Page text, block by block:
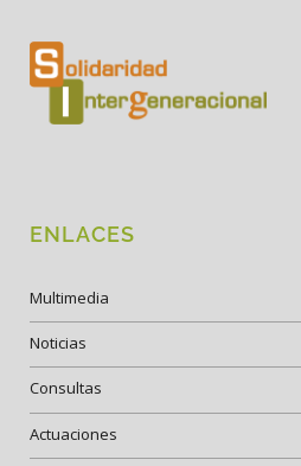
ENLACES
Multimedia
Noticias
Consultas
Actuaciones